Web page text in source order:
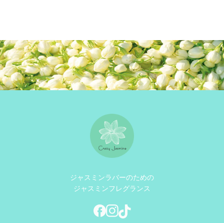
ジャスミンラバーのための
ジャスミンフレグランス